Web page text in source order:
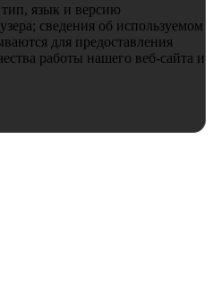
язык и версию
сведения об используемом
для предоставления
работы нашего веб-сайта и